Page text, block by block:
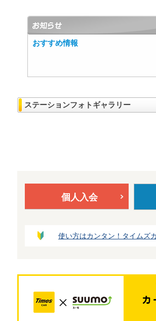
おすすめ情報
ステーションフォトギャラリー
個人入会
使い方はカンタン！タイムズ